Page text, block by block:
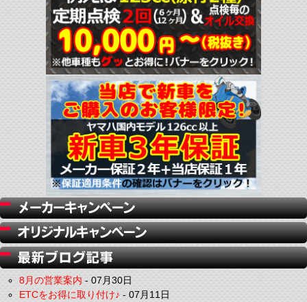
8月の営業案内-07月30日
ETCをお得に取り付け♪-07月11日